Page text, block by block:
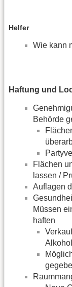
Helfer
Wie kann
Haftung und
Behörde
Flächen
lassen /
Auflagen
Müssen
haften
Alkohol